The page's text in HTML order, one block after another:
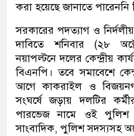
করা হয়েছে জানাতে পারেননি
সরকারের পদত্যাগ ও
দাবিতে শনিবার (২৮
নয়াপল্টনে দলের কেন্দ্রীয়
বিএনপি। তবে সমাবেশে
আগে কাকরাইল ও
সংঘর্ষে জড়ায় দলটির
পারভেজ নামে ওই
সাংবাদিক, পুলিশ সদস্যসহ